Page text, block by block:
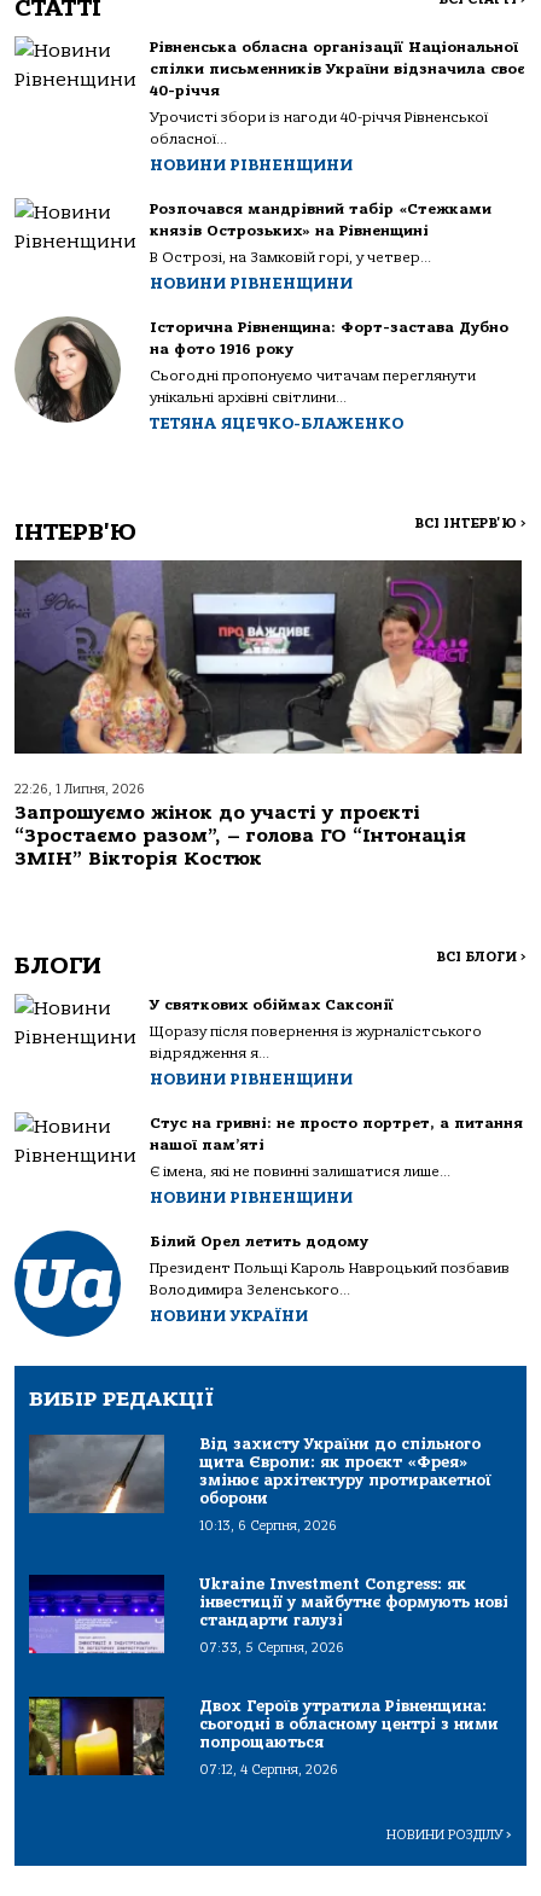
СТАТТІ
Рівненська обласна організації Національної
спілки письменників України відзначила своє
40-річчя
Урочисті збори із нагоди 40-річчя Рівненської
обласної...
НОВИНИ РІВНЕНЩИНИ
Розпочався мандрівний табір «Стежками
князів Острозьких» на Рівненщині
В Острозі, на Замковій горі, у четвер...
НОВИНИ РІВНЕНЩИНИ
Історична Рівненщина: Форт-застава Дубно
на фото 1916 року
Сьогодні пропонуємо читачам переглянути
унікальні архівні світлини...
ТЕТЯНА ЯЦЕЧКО-БЛАЖЕНКО
ІНТЕРВ'Ю ВСІ ІНТЕРВ'Ю >
22:26, 1 Липня, 2026
Запрошуємо жінок до участі у проєкті
“Зростаємо разом”, – голова ГО “Інтонація
ЗМІН” Вікторія Костюк
БЛОГИ ВСІ БЛОГИ >
У святкових обіймах Саксонії
Щоразу після повернення із журналістського
відрядження я...
НОВИНИ РІВНЕНЩИНИ
Стус на гривні: не просто портрет, а питання
нашої пам’яті
Є імена, які не повинні залишатися лише...
НОВИНИ РІВНЕНЩИНИ
Білий Орел летить додому
Президент Польщі Кароль Навроцький позбавив
Володимира Зеленського...
НОВИНИ УКРАЇНИ
ВИБІР РЕДАКЦІЇ
Від захисту України до спільного
щита Європи: як проєкт «Фрея»
змінює архітектуру протиракетної
оборони
10:13, 6 Серпня, 2026
Ukraine Investment Congress: як
інвестиції у майбутнє формують нові
стандарти галузі
07:33, 5 Серпня, 2026
Двох Героїв утратила Рівненщина:
сьогодні в обласному центрі з ними
попрощаються
07:12, 4 Серпня, 2026
НОВИНИ РОЗДІЛУ>